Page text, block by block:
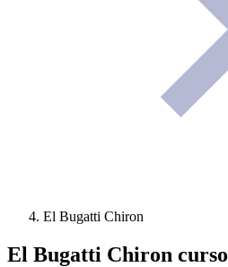
El Bugatti Chiron
El Bugatti Chiron